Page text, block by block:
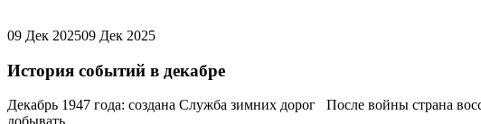
09 Дек 202509 Дек 2025
История событий в декабре
Декабрь 1947 года: создана Служба зимних дорог После войны страна